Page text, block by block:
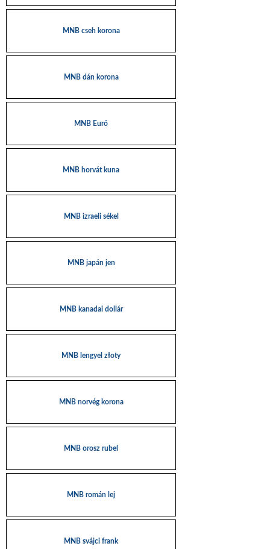
MNB cseh korona
MNB dán korona
MNB Euró
MNB horvát kuna
MNB izraeli sékel
MNB japán jen
MNB kanadai dollár
MNB lengyel złoty
MNB norvég korona
MNB orosz rubel
MNB román lej
MNB svájci frank